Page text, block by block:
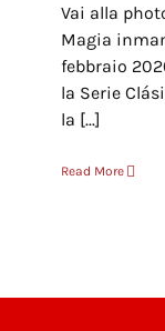
Vai alla
Magia
febbraio
la Serie
la [...]
Read More